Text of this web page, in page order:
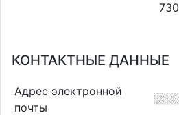
730
КОНТАКТНЫЕ ДАННЫЕ
Адрес электронной
почты